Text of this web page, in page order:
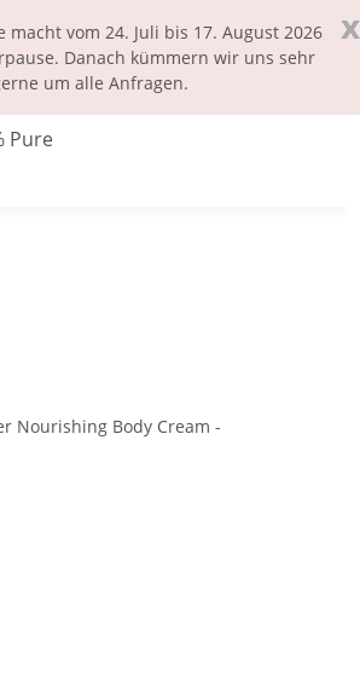
x
macht vom 24. Juli bis 17. August 2026
Danach kümmern wir uns sehr
um alle Anfragen.